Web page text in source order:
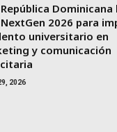
Dominicana
2026 para
universitario en
y comunicación
2026